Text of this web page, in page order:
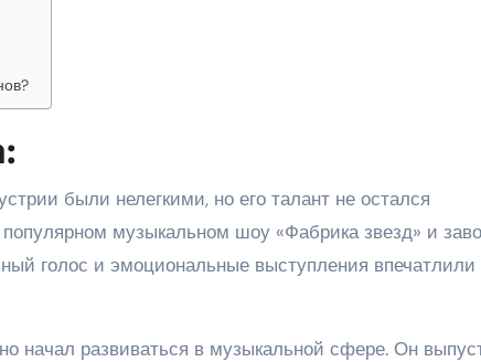
были нелегкими, но его талант не остался
музыкальном шоу «Фабрика звезд» и
голос и эмоциональные выступления впечатлили
начал развиваться в музыкальной сфере. Он